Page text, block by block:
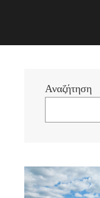
Αναζήτηση